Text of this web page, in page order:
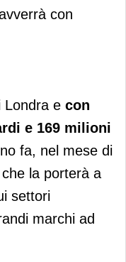
con
Londra e con
e 169 milioni
fa, nel mese di
la porterà a
settori
marchi ad